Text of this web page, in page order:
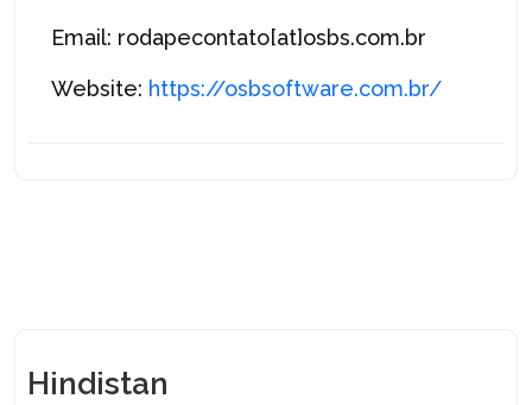
Email: rodapecontato[at]osbs.com.br
Website: https://osbsoftware.com.br/
Hindistan